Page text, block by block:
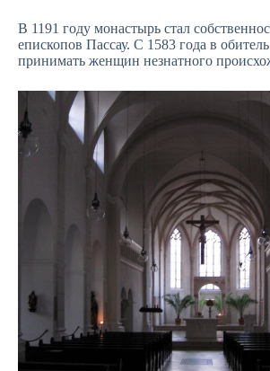
В 1191 году монастырь стал
епископов Пассау. С 1583 года в
принимать женщин незнатного